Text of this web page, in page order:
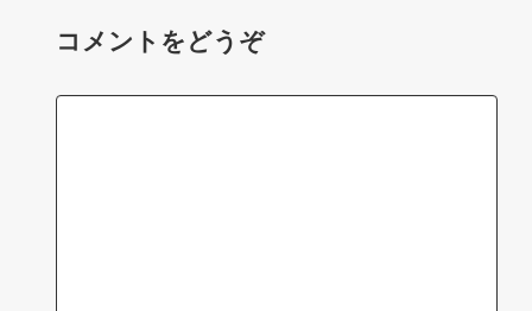
コメントをどうぞ